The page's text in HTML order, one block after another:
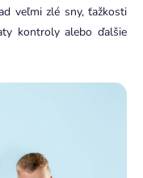
veľmi zlé sny, ťažkosti
kontroly alebo ďalšie